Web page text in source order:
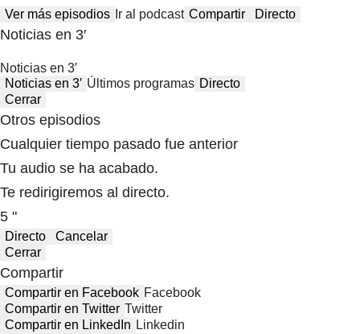
Ver más episodios Ir al podcast Compartir Directo
Noticias en 3′
Noticias en 3′
Noticias en 3′ Últimos programas Directo
Cerrar
Otros episodios
Cualquier tiempo pasado fue anterior
Tu audio se ha acabado.
Te redirigiremos al directo.
5 "
Directo
Cancelar
Cerrar
Compartir
Compartir en Facebook Facebook
Compartir en Twitter Twitter
Compartir en LinkedIn Linkedin